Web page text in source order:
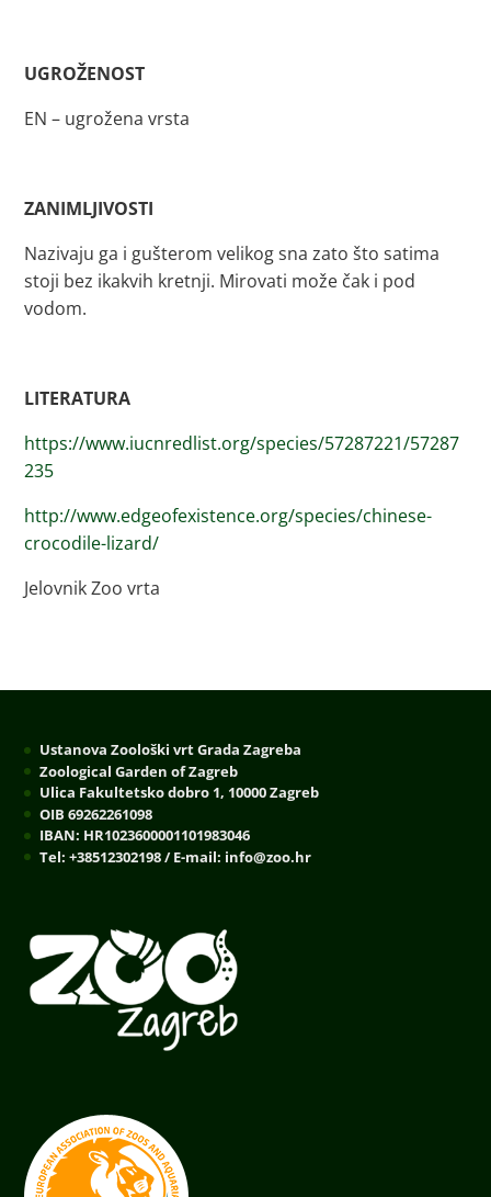
UGROŽENOST
EN – ugrožena vrsta
ZANIMLJIVOSTI
Nazivaju ga i gušterom velikog sna zato što satima
stoji bez ikakvih kretnji. Mirovati može čak i pod
vodom.
LITERATURA
https://www.iucnredlist.org/species/57287221/57287
235
http://www.edgeofexistence.org/species/chinese-
crocodile-lizard/
Jelovnik Zoo vrta
Ustanova Zoološki vrt Grada Zagreba
Zoological Garden of Zagreb
Ulica Fakultetsko dobro 1, 10000 Zagreb
OIB 69262261098
IBAN: HR1023600001101983046
Tel: +38512302198 / E-mail: info@zoo.hr